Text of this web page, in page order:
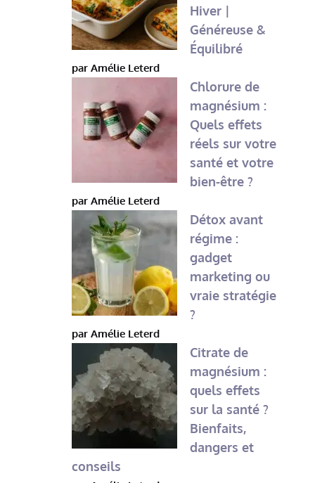
Hiver |
Généreuse &
Équilibré
par Amélie Leterd
Chlorure de
magnésium :
Quels effets
réels sur votre
santé et votre
bien-être ?
par Amélie Leterd
Détox avant
régime :
gadget
marketing ou
vraie stratégie
?
par Amélie Leterd
Citrate de
magnésium :
quels effets
sur la santé ?
Bienfaits,
dangers et
conseils